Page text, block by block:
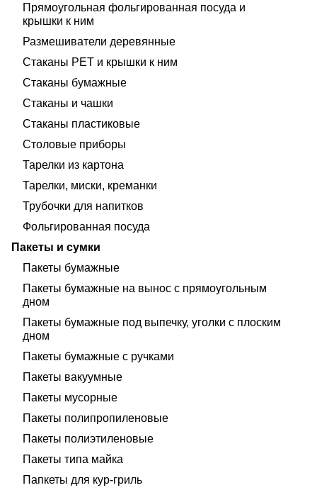
Прямоугольная фольгированная посуда и
крышки к ним
Размешиватели деревянные
Стаканы PET и крышки к ним
Стаканы бумажные
Стаканы и чашки
Стаканы пластиковые
Столовые приборы
Тарелки из картона
Тарелки, миски, креманки
Трубочки для напитков
Фольгированная посуда
Пакеты и сумки
Пакеты бумажные
Пакеты бумажные на вынос с прямоугольным
дном
Пакеты бумажные под выпечку, уголки с плоским
дном
Пакеты бумажные с ручками
Пакеты вакуумные
Пакеты мусорные
Пакеты полипропиленовые
Пакеты полиэтиленовые
Пакеты типа майка
Папкеты для кур-гриль